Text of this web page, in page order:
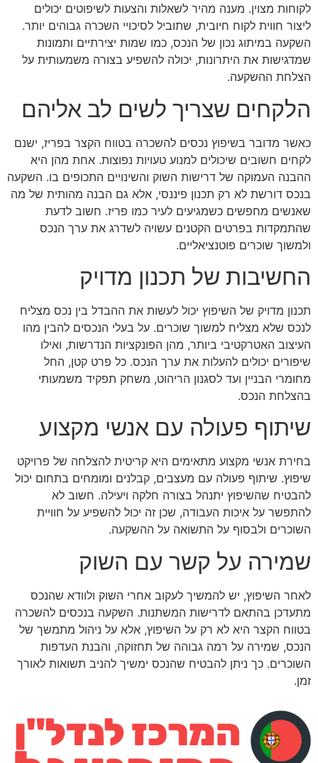
לקוחות מצוין. מענה מהיר לשאלות והצעות לשיפוטים יכולים
ליצור חווית לקוח חיובית, שתוביל לסיכויי השכרה גבוהים יותר.
השקעה במיתוג נכון של הנכס, כמו שמות יצירתיים ותמונות
שמדגישות את היתרונות, יכולה להשפיע בצורה משמעותית על
הצלחת ההשקעה.
הלקחים שצריך לשים לב אליהם
כאשר מדובר בשיפוץ נכסים להשכרה בטווח הקצר בפריז, ישנם
לקחים חשובים שיכולים למנוע טעויות נפוצות. אחת מהן היא
ההבנה העמוקה של דרישות השוק והשינויים התכופים בו. השקעה
בנכס דורשת לא רק תכנון פיננסי, אלא גם הבנה מהותית של מה
שאנשים מחפשים כשמגיעים לעיר כמו פריז. חשוב לדעת
שהתמקדות בפרטים הקטנים עשויה לשדרג את ערך הנכס
ולמשוך שוכרים פוטנציאליים.
החשיבות של תכנון מדויק
תכנון מדויק של השיפוץ יכול לעשות את ההבדל בין נכס מצליח
לנכס שלא מצליח למשוך שוכרים. על בעלי הנכסים להבין מהו
העיצוב האטרקטיבי ביותר, מהן הפונקציות הנדרשות, ואילו
שיפורים יכולים להעלות את ערך הנכס. כל פרט קטן, החל
מחומרי הבניין ועד לסגנון הריהוט, משחק תפקיד משמעותי
בהצלחת הנכס.
שיתוף פעולה עם אנשי מקצוע
בחירת אנשי מקצוע מתאימים היא קריטית להצלחה של פרויקט
שיפוץ. שיתוף פעולה עם מעצבים, קבלנים ומומחים בתחום יכול
להבטיח שהשיפוץ יתנהל בצורה חלקה ויעילה. חשוב לא
להתפשר על איכות העבודה, שכן זה יכול להשפיע על חוויית
השוכרים ולבסוף על התשואה על ההשקעה.
שמירה על קשר עם השוק
לאחר השיפוץ, יש להמשיך לעקוב אחרי השוק ולוודא שהנכס
מתעדכן בהתאם לדרישות המשתנות. השקעה בנכסים להשכרה
בטווח הקצר היא לא רק על השיפוץ, אלא על ניהול מתמשך של
הנכס, שמירה על רמה גבוהה של תחזוקה, והבנת העדפות
השוכרים. כך ניתן להבטיח שהנכס ימשיך להניב תשואות לאורך
זמן.